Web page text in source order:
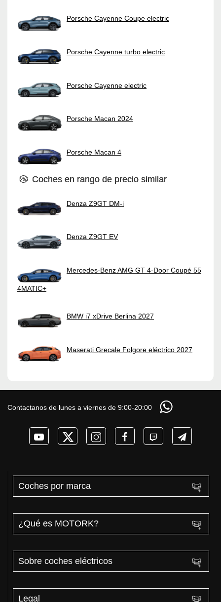
Porsche Cayenne Coupe electric
Porsche Cayenne turbo electric
Porsche Cayenne electric
Porsche Macan 2024
Porsche Macan 4
Coches en rango de precio similar
Denza Z9GT DM-i
Denza Z9GT EV
Mercedes-Benz AMG GT 4-Door Coupé 55
4MATIC+
BMW i7 xDrive Berlina 2027
Maserati Grecale Folgore eléctrico 2027
Contactanos de lunes a viernes de 9:00-20:00
Coches por marca
¿Qué es MOTORK?
Sobre coches eléctricos
Legal